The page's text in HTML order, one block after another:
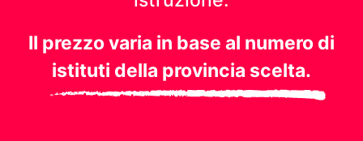
Il prezzo varia in base al numero di
istituti della provincia scelta.